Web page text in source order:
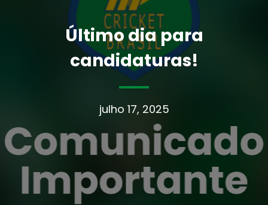
Último dia para
candidaturas!
julho 17, 2025